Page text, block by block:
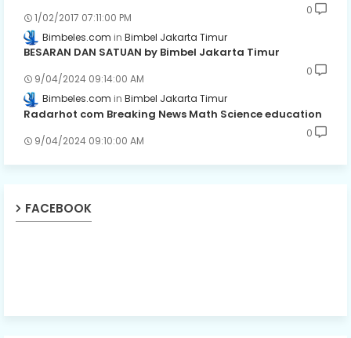
1/02/2017 07:11:00 PM
0
Bimbeles.com Bimbel Jakarta Timur
BESARAN DAN SATUAN by Bimbel Jakarta Timur
9/04/2024 09:14:00 AM
0
Bimbeles.com Bimbel Jakarta Timur
Radarhot com Breaking News Math Science education
9/04/2024 09:10:00 AM
0
FACEBOOK